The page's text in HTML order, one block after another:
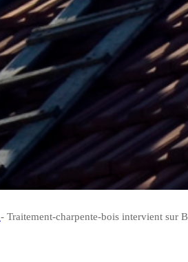
- Traitement-charpente-bois intervient sur